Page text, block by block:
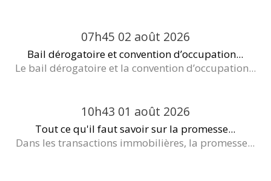
07h45 02 août 2026
Bail dérogatoire et convention d’occupation...
Le bail dérogatoire et la convention d’occupation...
10h43 01 août 2026
Tout ce qu'il faut savoir sur la promesse...
Dans les transactions immobilières, la promesse...